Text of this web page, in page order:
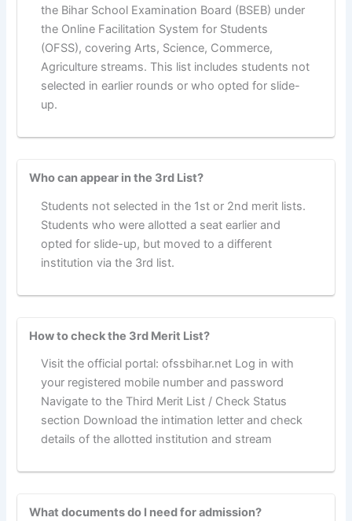
the Bihar School Examination Board (BSEB) under
the Online Facilitation System for Students
(OFSS), covering Arts, Science, Commerce,
Agriculture streams. This list includes students not
selected in earlier rounds or who opted for slide-
up.
Who can appear in the 3rd List?
Students not selected in the 1st or 2nd merit lists.
Students who were allotted a seat earlier and
opted for slide-up, but moved to a different
institution via the 3rd list.
How to check the 3rd Merit List?
Visit the official portal: ofssbihar.net Log in with
your registered mobile number and password
Navigate to the Third Merit List / Check Status
section Download the intimation letter and check
details of the allotted institution and stream
What documents do I need for admission?